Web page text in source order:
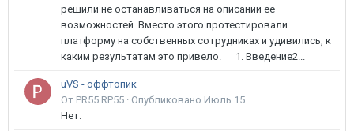
решили не останавливаться на описании её
возможностей. Вместо этого протестировали
платформу на собственных сотрудниках и удивились, к
каким результатам это привело. 1. Введение2...
uVS - оффтопик
От PR55.RP55 · Опубликовано Июль 15
Нет.